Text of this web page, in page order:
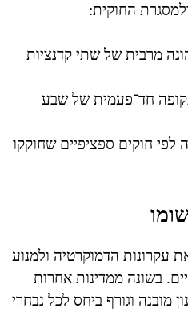
החוקית:
מרבית של שתי קדנציות
חד־פעמית של שבע
לפי חוקים ספציפיים שחוקקו
עקרונות הדמוקרטיה ולמנוע
בשונה ממדינות אחרות
מובנה וגורף ביחס לכל נבחרי